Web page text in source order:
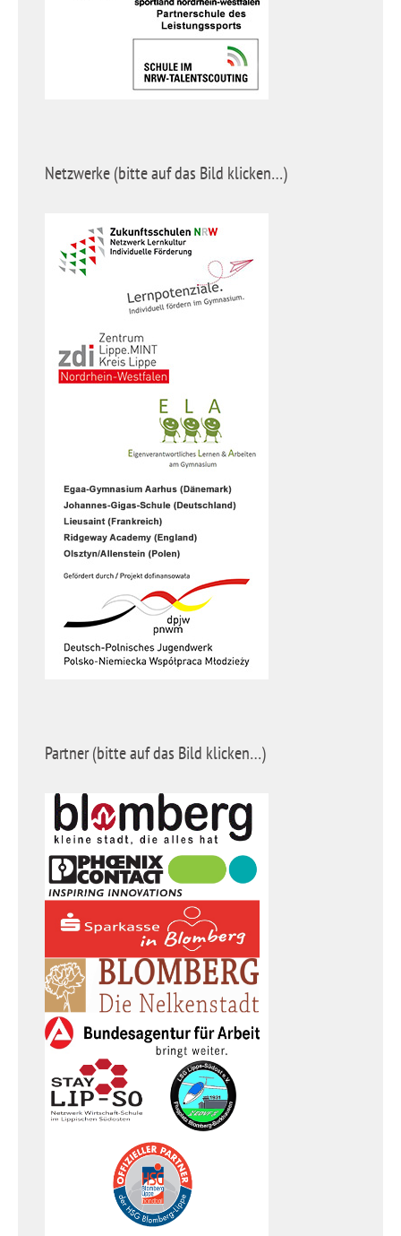
Netzwerke (bitte auf das Bild klicken…)
Partner (bitte auf das Bild klicken…)